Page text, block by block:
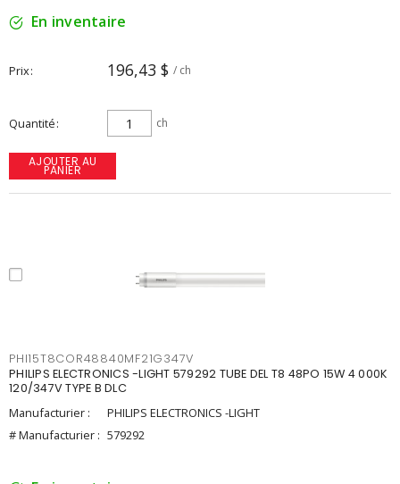
En inventaire
Prix 196,43 $ / ch
Quantité ch
AJOUTER AU
PANIER
PHI15T8COR48840MF21G347V
PHILIPS ELECTRONICS -LIGHT 579292 TUBE DEL T8 48PO 15W 4 000K
120/347V TYPE B DLC
Manufacturier :
PHILIPS ELECTRONICS -LIGHT
# Manufacturier : 579292